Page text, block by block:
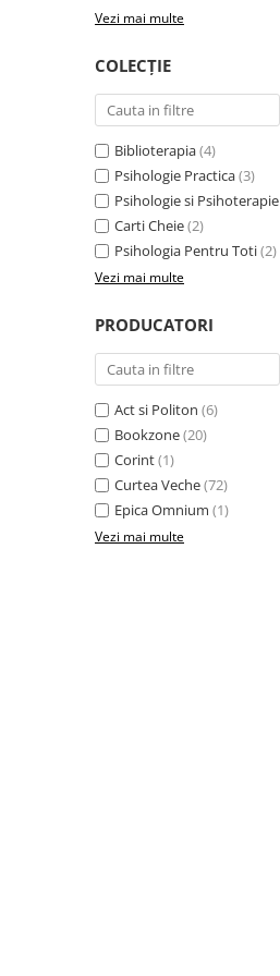
Vezi mai multe
COLECȚIE
Biblioterapia(4)
Psihologie Practica(3)
Psihologie si Psihoterapie
Carti Cheie(2)
Psihologia Pentru Toti(2)
Vezi mai multe
PRODUCATORI
Act si Politon (6)
Bookzone(20)
Corint(1)
Curtea Veche(72)
Epica Omnium (1)
Vezi mai multe